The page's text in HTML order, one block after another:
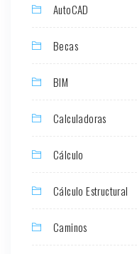
AutoCAD
Becas
BIM
Calculadoras
Cálculo
Cálculo Estructural
Caminos